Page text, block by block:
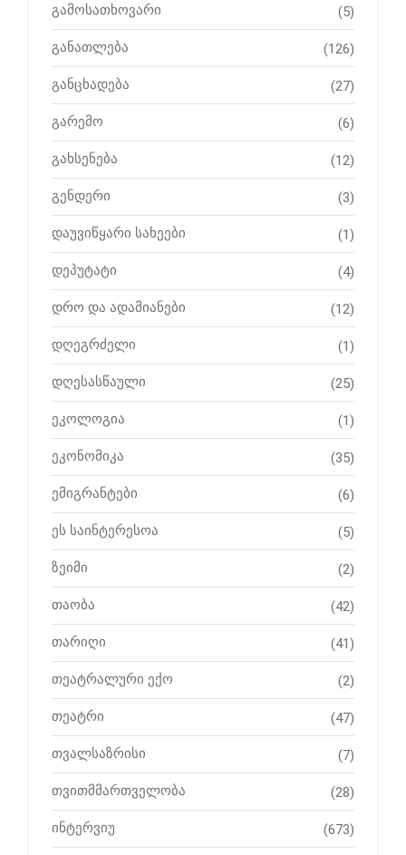
გამოსათხოვარი (5)
განათლება (126)
განცხადება (27)
გარემო (6)
გახსენება (12)
გენდერი (3)
დაუვიწყარი სახეები (1)
დეპუტატი (4)
დრო და ადამიანები (12)
დღეგრძელი (1)
დღესასწაული (25)
ეკოლოგია (1)
ეკონომიკა (35)
ემიგრანტები (6)
ეს საინტერესოა (5)
ზეიმი (2)
თაობა (42)
თარიღი (41)
თეატრალური ექო (2)
თეატრი (47)
თვალსაზრისი (7)
თვითმმართველობა (28)
ინტერვიუ (673)